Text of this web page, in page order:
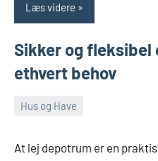
Læs videre
Sikker og fleksibel
ethvert behov
Hus og Have
december
2024
At lej depotrum er en